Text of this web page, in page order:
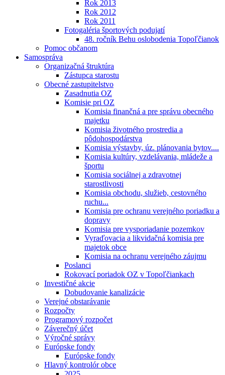
Rok 2013
Rok 2012
Rok 2011
Fotogaléria športových podujatí
48. ročník Behu oslobodenia Topoľčianok
Pomoc občanom
Samospráva
Organizačná štruktúra
Zástupca starostu
Obecné zastupitelstvo
Zasadnutia OZ
Komisie pri OZ
Komisia finančná a pre správu obecného
majetku
Komisia životného prostredia a
pôdohospodárstva
Komisia výstavby, úz. plánovania bytov....
Komisia kultúry, vzdelávania, mládeže a
športu
Komisia sociálnej a zdravotnej
starostlivosti
Komisia obchodu, služieb, cestovného
ruchu...
Komisia pre ochranu verejného poriadku a
dopravy
Komisia pre vysporiadanie pozemkov
Vyraďovacia a likvidačná komisia pre
majetok obce
Komisia na ochranu verejného záujmu
Poslanci
Rokovací poriadok OZ v Topoľčiankach
Investičné akcie
Dobudovanie kanalizácie
Verejné obstarávanie
Rozpočty
Programový rozpočet
Záverečný účet
Výročné správy
Európske fondy
Európske fondy
Hlavný kontrolór obce